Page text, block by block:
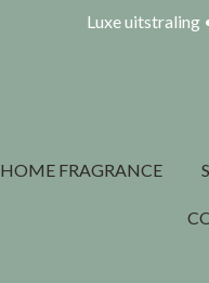
Luxe uitstraling
HOME FRAGRANCE